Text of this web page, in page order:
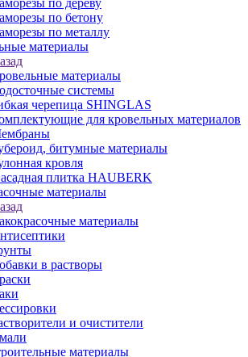
по бетону
по металлу
материалы
материалы
системы
черепица SHINGLAS
для кровельных материалов
битумные материалы
кровля
плитка HAUBERK
материалы
материалы
в растворы
и очистители
материалы